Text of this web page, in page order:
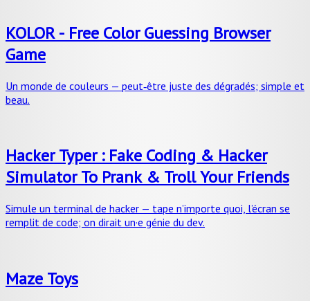
KOLOR - Free Color Guessing Browser
Game
Un monde de couleurs — peut‑être juste des dégradés; simple et
beau.
Hacker Typer : Fake Coding & Hacker
Simulator To Prank & Troll Your Friends
Simule un terminal de hacker — tape n’importe quoi, l’écran se
remplit de code; on dirait un·e génie du dev.
Maze Toys